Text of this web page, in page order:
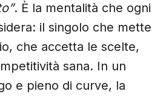
. È la mentalità che ogni
il singolo che mette
che accetta le scelte,
sana. In un
e pieno di curve, la